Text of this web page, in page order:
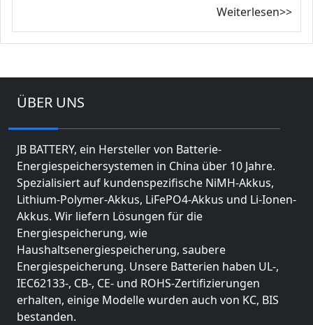
Weiterlesen>>
ÜBER UNS
JB BATTERY, ein Hersteller von Batterie-
Energiespeichersystemen in China über 10 Jahre.
Spezialisiert auf kundenspezifische NiMH-Akkus,
Lithium-Polymer-Akkus, LiFePO4-Akkus und Li-Ionen-
Akkus. Wir liefern Lösungen für die
Energiespeicherung, wie
Haushaltsenergiespeicherung, saubere
Energiespeicherung. Unsere Batterien haben UL-,
IEC62133-, CB-, CE- und ROHS-Zertifizierungen
erhalten, einige Modelle wurden auch von KC, BIS
bestanden.